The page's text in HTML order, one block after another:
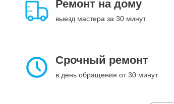
Ремонт на дому
выезд мастера за 30 минут
Срочный ремонт
в день обращения от 30 минут